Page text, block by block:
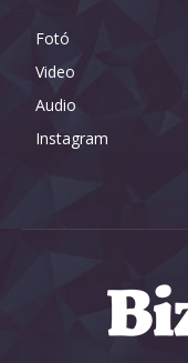
Fotó
Video
Audio
Instagram